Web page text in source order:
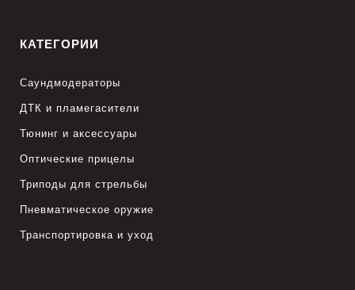
КАТЕГОРИИ
Саундмодераторы
ДТК и пламегасители
Тюнинг и аксессуары
Оптические прицелы
Триподы для стрельбы
Пневматическое оружие
Транспортировка и уход